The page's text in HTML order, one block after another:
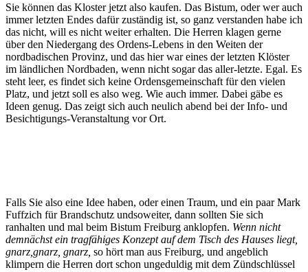
Sie können das Kloster jetzt also kaufen. Das Bistum, oder wer auch
immer letzten Endes dafür zuständig ist, so ganz verstanden habe ich
das nicht, will es nicht weiter erhalten. Die Herren klagen gerne
über den Niedergang des Ordens-Lebens in den Weiten der
nordbadischen Provinz, und das hier war eines der letzten Klöster
im ländlichen Nordbaden, wenn nicht sogar das aller-letzte. Egal. Es
steht leer, es findet sich keine Ordensgemeinschaft für den vielen
Platz, und jetzt soll es also weg. Wie auch immer. Dabei gäbe es
Ideen genug. Das zeigt sich auch neulich abend bei der Info- und
Besichtigungs-Veranstaltung vor Ort.
Falls Sie also eine Idee haben, oder einen Traum, und ein paar Mark
Fuffzich für Brandschutz undsoweiter, dann sollten Sie sich
ranhalten und mal beim Bistum Freiburg anklopfen. Wenn nicht
demnächst ein tragfähiges Konzept auf dem Tisch des Hauses liegt,
gnarz,gnarz, gnarz, so hört man aus Freiburg, und angeblich
klimpern die Herren dort schon ungeduldig mit dem Zündschlüssel